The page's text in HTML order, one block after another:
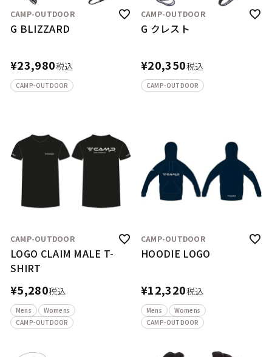
CAMP-OUTDOOR
G BLIZZARD
¥23,980税込
CAMP-OUTDOOR
CAMP-OUTDOOR
G クレスト
¥20,350税込
CAMP-OUTDOOR
CAMP-OUTDOOR
LOGO CLAIM MALE T-
SHIRT
¥5,280税込
Mens
Womens
CAMP-OUTDOOR
CAMP-OUTDOOR
HOODIE LOGO
¥12,320税込
Mens
Womens
CAMP-OUTDOOR